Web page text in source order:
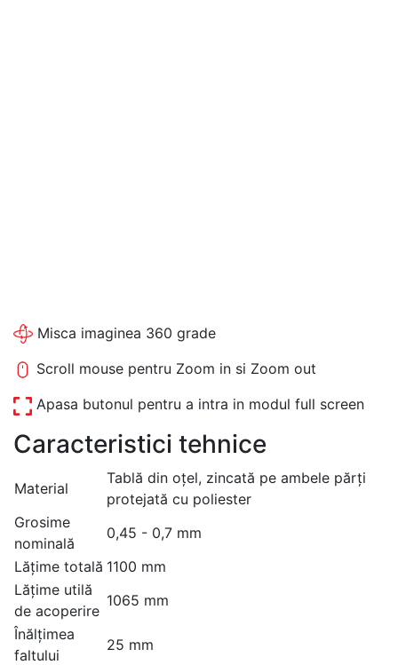
Misca imaginea 360 grade
Scroll mouse pentru Zoom in si Zoom out
Apasa butonul pentru a intra in modul full screen
Caracteristici tehnice
Material
Tablă din oțel, zincată pe ambele părți
protejată cu poliester
Grosime
nominală
0,45 - 0,7 mm
Lățime totală 1100 mm
Lățime utilă
de acoperire
1065 mm
Înălțimea
faltului
25 mm